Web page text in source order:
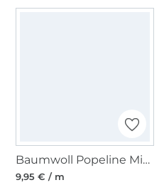
Baumwoll Popeline Mini Hearts, rosé
9,95 € / m